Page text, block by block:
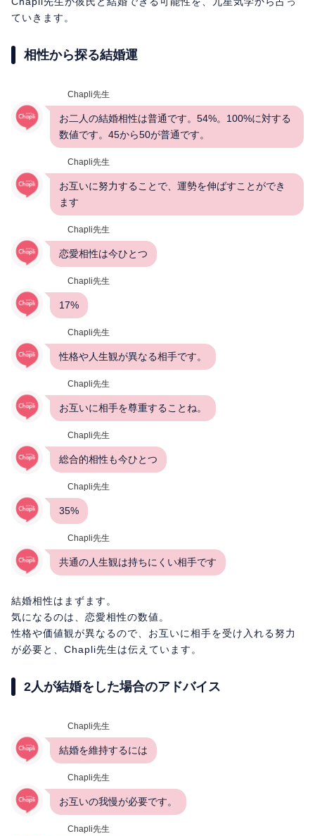
ていきます。
相性から探る結婚運
Chapli先生
お二人の結婚相性は普通です。54%。100%に対する
数値です。45から50が普通です。
Chapli先生
お互いに努力することで、運勢を伸ばすことができ
ます
Chapli先生
恋愛相性は今ひとつ
Chapli先生
17%
Chapli先生
性格や人生観が異なる相手です。
Chapli先生
お互いに相手を尊重することね。
Chapli先生
総合的相性も今ひとつ
Chapli先生
35%
Chapli先生
共通の人生観は持ちにくい相手です
結婚相性はまずます。
気になるのは、恋愛相性の数値。
性格や価値観が異なるので、お互いに相手を受け入れる努力
が必要と、Chapli先生は伝えています。
2人が結婚をした場合のアドバイス
Chapli先生
結婚を維持するには
Chapli先生
お互いの我慢が必要です。
Chapli先生